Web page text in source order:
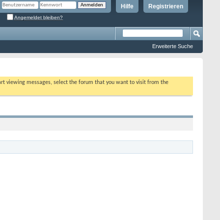
Registrieren
Hilfe
Angemeldet bleiben?
Erweiterte Suche
viewing messages, select the forum that you want to visit from the